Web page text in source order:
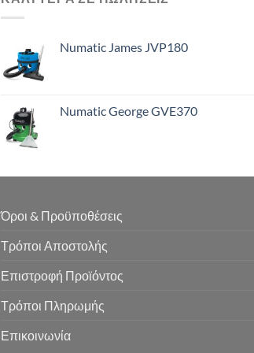
Numatic James JVP180
Numatic George GVE370
Όροι & Προϋποθέσεις
Τρόποι Αποστολής
Επιστροφή Προϊόντος
Τρόποι Πληρωμής
Επικοινωνία